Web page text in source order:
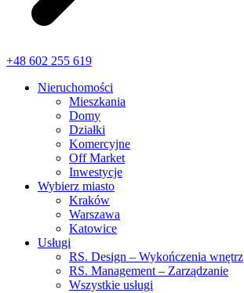
+48 602 255 619
Nieruchomości
Mieszkania
Domy
Działki
Komercyjne
Off Market
Inwestycje
Wybierz miasto
Kraków
Warszawa
Katowice
Usługi
RS. Design – Wykończenia wnętrz
RS. Management – Zarządzanie
Wszystkie usługi